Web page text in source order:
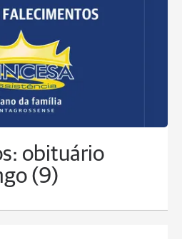
obituário
(9)